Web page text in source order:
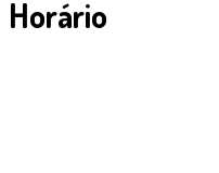
Horário